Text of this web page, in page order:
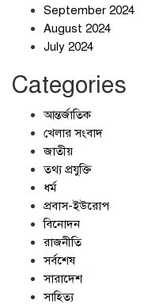
September 2024
August 2024
July 2024
Categories
আন্তর্জাতিক
খেলার সংবাদ
জাতীয়
তথ্য প্রযুক্তি
ধর্ম
প্রবাস-ইউরোপ
বিনোদন
রাজনীতি
সর্বশেষ
সারাদেশ
সাহিত্য